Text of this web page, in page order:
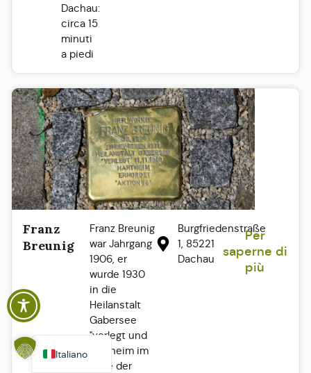
Dachau:
circa 15
minuti
a piedi
Franz
Breunig
Franz Breunig
war Jahrgang
1906, er
wurde 1930
in die
Heilanstalt
Gabersee
"verlegt und
Hartheim im
Zuge der
Burgfriedenstraße
1, 85221
Dachau
Per
saperne di
più
Italiano
Deutsch
Français
Polski